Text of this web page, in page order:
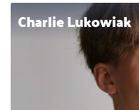
Charlie Lukowiak